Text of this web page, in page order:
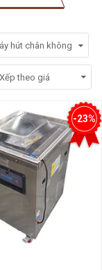
hút chân không
-23%